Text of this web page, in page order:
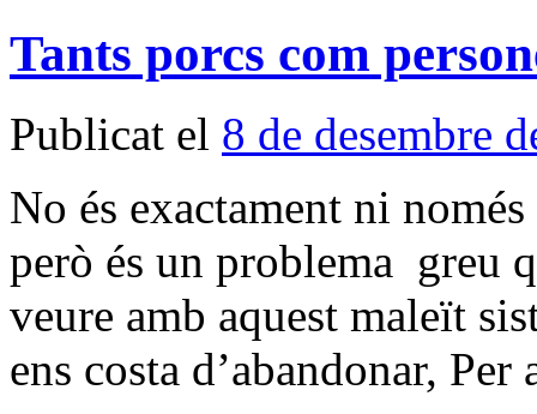
Tants porcs com
Publicat el 8 de desembre
No és exactament ni
però és un problema greu
veure amb aquest maleït
ens costa d’abandonar,